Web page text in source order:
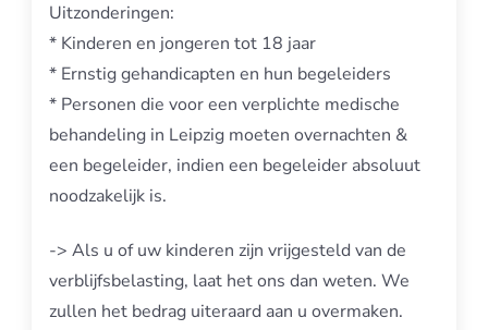
Uitzonderingen:
* Kinderen en jongeren tot 18 jaar
* Ernstig gehandicapten en hun begeleiders
* Personen die voor een verplichte medische
behandeling in Leipzig moeten overnachten &
een begeleider, indien een begeleider absoluut
noodzakelijk is.
-> Als u of uw kinderen zijn vrijgesteld van de
verblijfsbelasting, laat het ons dan weten. We
zullen het bedrag uiteraard aan u overmaken.